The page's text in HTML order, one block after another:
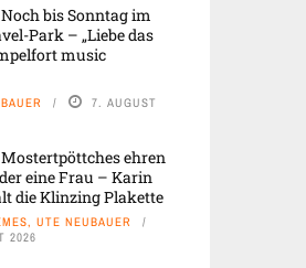
bis Sonntag im
Park – „Liebe das
music
7. AUGUST
ehren
eine Frau – Karin
die Klinzing Plakette
UTE NEUBAUER
2026